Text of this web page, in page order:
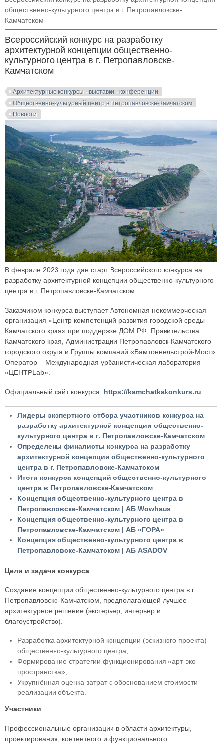
общественно-культурного центра в г. Петропавловске-
Камчатском
Всероссийский конкурс на разработку
архитектурной концепции общественно-
культурного центра в г. Петропавловске-
Камчатском
Архитектурные конкурсы - выставки - конференции
Общественно-культурный центр в Петропавловске-Камчатском
Новости
В феврале 2023 года дан старт Всероссийского конкурса на
разработку архитектурной концепции общественно-культурного
центра в г. Петропавловске-Камчатском.
Заказчиком конкурса выступает Автономная некоммерческая
организация «Центр компетенций развития городской среды
Камчатского края» при поддержке ДОМ.РФ, Правительства
Камчатского края, Администрации Петропавловск-Камчатского
городского округа и Группы компаний «Бамтоннельстрой-Мост».
Оператор – Международная урбанистическая лаборатория
«ЦЕНТРLab».
Официальный сайт конкурса: https://kamchatkakonkurs.ru
Лидеры экспертного отбора участников конкурса на
разработку архитектурной концепции общественно-
культурного центра в г. Петропавловске-Камчатском
Определены финалисты конкурса на разработку
архитектурной концепции общественно-культурного
центра в г. Петропавловске-Камчатском
Итоги конкурса концепций общественно-культурного
центра в Петропавловске-Камчатском
Концепция общественно-культурного центра в
Петропавловске-Камчатском | АБ Wowhaus
Концепция общественно-культурного центра в
Петропавловске-Камчатском | АБ «ГОРА»
Концепция общественно-культурного центра в
Петропавловске-Камчатском | АБ ASADOV
Цели и задачи конкурса
Создание концепции общественно-культурного центра в г.
Петропавловске-Камчатском, предполагающей лучшее
архитектурное решение (экстерьер, интерьер и
благоустройство).
Разработка архитектурной концепции (эскизного проекта)
общественно-культурного центра;
Формирование стратегии функционирования «арт-эко
пространства»;
Укрупнённая оценка затрат с обоснованием стоимости
реализации объекта.
Участники
Профессиональные организации в области архитектуры,
проектирования, контентного и функционального